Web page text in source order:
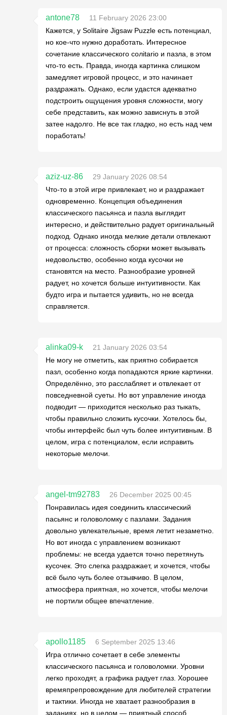
antone78
11 February 2026 23:00
Кажется, у Solitaire Jigsaw Puzzle есть потенциал,
но кое-что нужно доработать. Интересное
сочетание классического солitario и пазла, в этом
что-то есть. Правда, иногда картинка слишком
замедляет игровой процесс, и это начинает
раздражать. Однако, если удастся адекватно
подстроить ощущения уровня сложности, могу
себе представить, как можно зависнуть в этой
затее надолго. Не все так гладко, но есть над чем
поработать!
aziz-uz-86
29 January 2026 08:54
Что-то в этой игре привлекает, но и раздражает
одновременно. Концепция объединения
классического пасьянса и пазла выглядит
интересно, и действительно радует оригинальный
подход. Однако иногда мелкие детали отвлекают
от процесса: сложность сборки может вызывать
недовольство, особенно когда кусочки не
становятся на место. Разнообразие уровней
радует, но хочется больше интуитивности. Как
будто игра и пытается удивить, но не всегда
справляется.
alinka09-k
21 January 2026 03:54
Не могу не отметить, как приятно собирается
пазл, особенно когда попадаются яркие картинки.
Определённо, это расслабляет и отвлекает от
повседневной суеты. Но вот управление иногда
подводит — приходится несколько раз тыкать,
чтобы правильно сложить кусочки. Хотелось бы,
чтобы интерфейс был чуть более интуитивным. В
целом, игра с потенциалом, если исправить
некоторые мелочи.
angel-tm92783
26 December 2025 00:45
Понравилась идея соединить классический
пасьянс и головоломку с пазлами. Задания
довольно увлекательные, время летит незаметно.
Но вот иногда с управлением возникают
проблемы: не всегда удается точно перетянуть
кусочек. Это слегка раздражает, и хочется, чтобы
всё было чуть более отзывчиво. В целом,
атмосфера приятная, но хочется, чтобы мелочи
не портили общее впечатление.
apollo1185
6 September 2025 13:46
Игра отлично сочетает в себе элементы
классического пасьянса и головоломки. Уровни
легко проходят, а графика радует глаз. Хорошее
времяпрепровождение для любителей стратегии
и тактики. Иногда не хватает разнообразия в
заданиях, но в целом — приятный способ